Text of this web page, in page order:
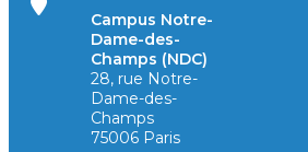
Campus Notre-
Dame-des-
Champs (NDC)
28, rue Notre-
Dame-des-
Champs
75006 Paris